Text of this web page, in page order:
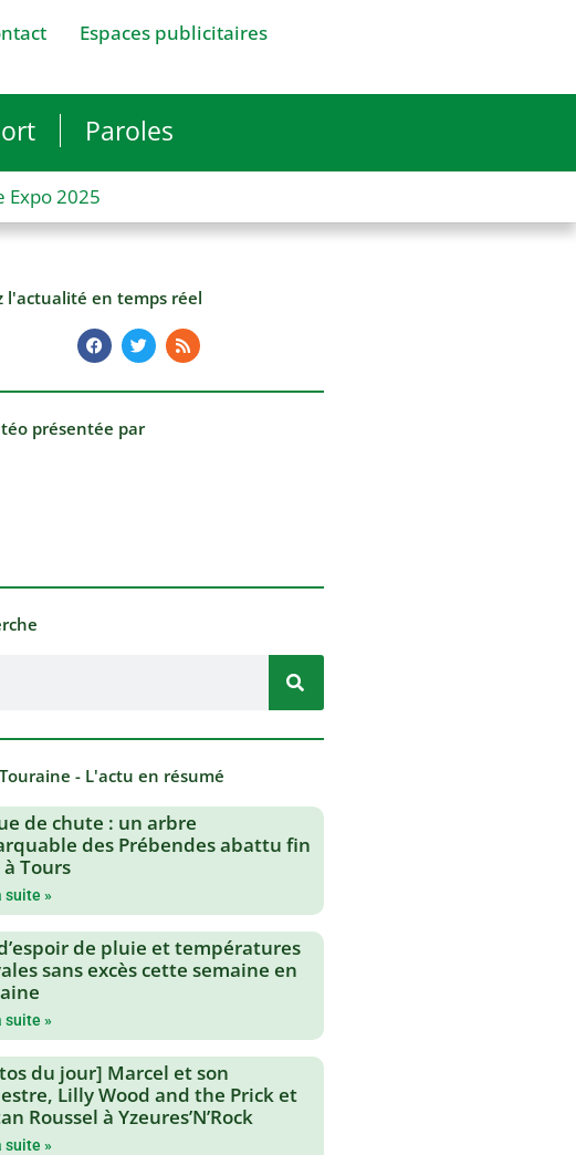
Espaces publicitaires
Paroles
Expo 2025
l'actualité en temps réel
présentée par
- L'actu en résumé
de chute : un arbre
des Prébendes abattu fin
Tours
suite »
de pluie et températures
sans excès cette semaine en
suite »
du jour] Marcel et son
Lilly Wood and the Prick et
Roussel à Yzeures’N’Rock
suite »